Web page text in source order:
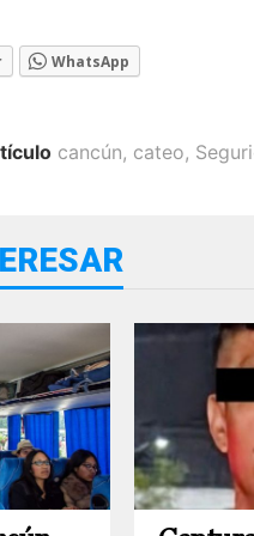
WhatsApp
cancún, cateo,